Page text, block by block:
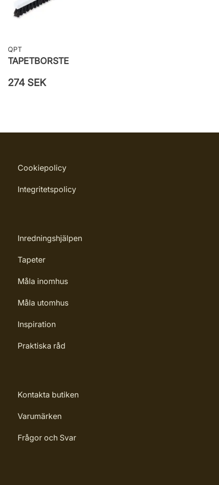
QPT
TAPETBORSTE
274 SEK
Cookiepolicy
Integritetspolicy
Inredningshjälpen
Tapeter
Måla inomhus
Måla utomhus
Inspiration
Praktiska råd
Kontakta butiken
Varumärken
Frågor och Svar